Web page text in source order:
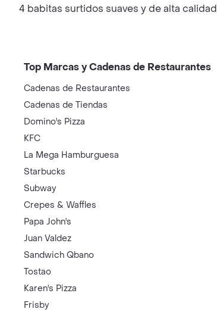
4 babitas surtidos suaves y de alta calidad
Top Marcas y Cadenas de Restaurantes
Cadenas de Restaurantes
Cadenas de Tiendas
Domino's Pizza
KFC
La Mega Hamburguesa
Starbucks
Subway
Crepes & Waffles
Papa John's
Juan Valdez
Sandwich Qbano
Tostao
Karen's Pizza
Frisby